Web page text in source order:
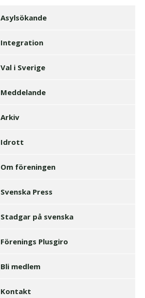
Asylsökande
Integration
Val i Sverige
Meddelande
Arkiv
Idrott
Om föreningen
Svenska Press
Stadgar på svenska
Förenings Plusgiro
Bli medlem
Kontakt